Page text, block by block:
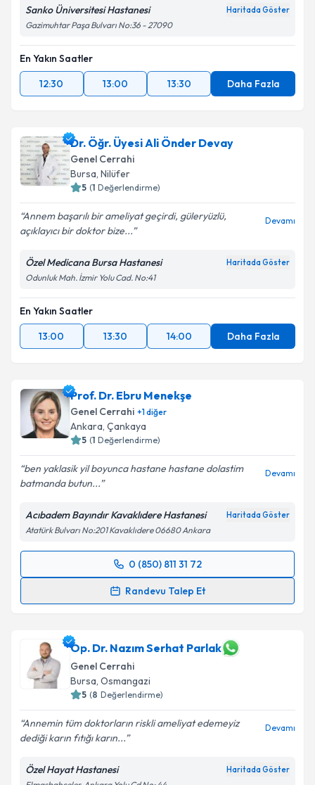
Sanko Üniversitesi Hastanesi Haritada Göster
Gazimuhtar Paşa Bulvarı No:36 - 27090
En Yakın Saatler
12:30
13:00 13:30 Daha Fazla
Dr. Öğr. Üyesi Ali Önder Devay
Genel Cerrahi
Bursa, Nilüfer
5 (1 Değerlendirme)
Annem başarılı bir ameliyat geçirdi, güleryüzlü,
açıklayıcı bir doktor bize...
Devamı
Özel Medicana Bursa Hastanesi Haritada Göster
Odunluk Mah. İzmir Yolu Cad. No:41
En Yakın Saatler
13:00
13:30 14:00 Daha Fazla
Prof. Dr. Ebru Menekşe
Genel Cerrahi +1diğer
Ankara, Çankaya
5 (1 Değerlendirme)
ben yaklasik yil boyunca hastane hastane dolastim
batmanda butun...
Devamı
Acıbadem Bayındır Kavaklıdere Hastanesi Haritada Göster
Atatürk Bulvarı No:201 Kavaklıdere 06680 Ankara
0 (850) 811 31 72
Randevu Talep Et
Randevu Takvimi Talebi
takvim hazırlandığında e-posta ile bilgilendireceğiz.
E-posta Adresiniz
Kişisel verilerimin işlenmesine ilişkin
kapsamda işlenmesini kabul ediyorum.
Op. Dr. Nazım Serhat Parlak
Genel Cerrahi
Bursa, Osmangazi
5 (8 Değerlendirme)
Annemin tüm doktorların riskli ameliyat edemeyiz
dediği karın fıtığı karın...
Devamı
Özel Hayat Hastanesi Haritada Göster